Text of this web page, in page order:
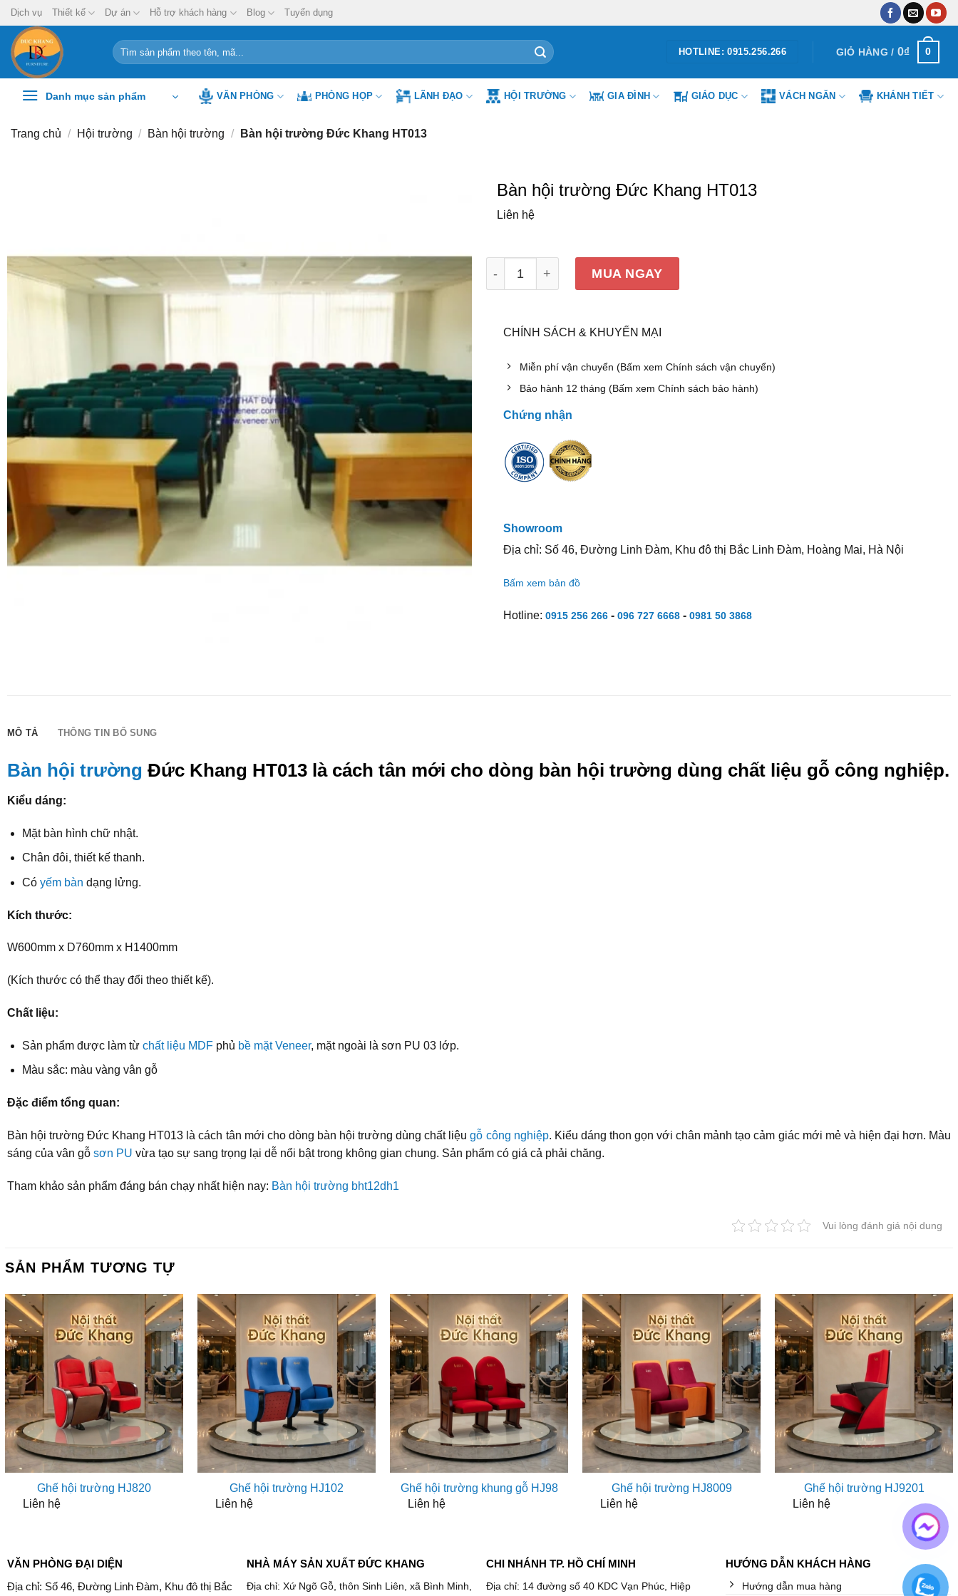
Chuyển
đến
nội
dung
Dịch vụ Thiết kế Dự án Hỗ trợ khách hàng Blog Tuyển dụng
Tìm
kiếm:
HOTLINE: 0915.256.266 GIỎ HÀNG / 0₫ 0
Danh mục sản phẩm VĂN PHÒNG PHÒNG HỌP LÃNH ĐẠO HỘI TRƯỜNG GIA ĐÌNH GIÁO DỤC VÁCH NGĂN KHÁNH TIẾT
Trang chủ / Hội trường / Bàn hội trường / Bàn hội trường Đức Khang HT013
Bàn hội trường Đức Khang HT013
Liên hệ
MUA NGAY
CHÍNH SÁCH & KHUYẾN MẠI
Miễn phí vận chuyển (Bấm xem Chính sách vận chuyển)
Bảo hành 12 tháng (Bấm xem Chính sách bảo hành)
Chứng nhận
Showroom
Địa chỉ: Số 46, Đường Linh Đàm, Khu đô thị Bắc Linh Đàm, Hoàng Mai, Hà Nội
Bấm xem bản đồ
Hotline: 0915 256 266- 096 727 6668- 0981 50 3868
MÔ TẢ THÔNG TIN BỔ SUNG
Bàn hội trường Đức Khang HT013 là cách tân mới cho dòng bàn hội trường dùng chất liệu gỗ công nghiệp.
Kiểu dáng:
Mặt bàn hình chữ nhật.
Chân đôi, thiết kế thanh.
Có yếm bàn dạng lửng.
Kích thước:
W600mm x D760mm x H1400mm
(Kích thước có thể thay đổi theo thiết kế).
Chất liệu:
Sản phẩm được làm từ chất liệu MDFphủ bề mặt Veneer, mặt ngoài là sơn PU 03 lớp.
Màu sắc: màu vàng vân gỗ
Đặc điểm tổng quan:
Bàn hội trường Đức Khang HT013 là cách tân mới cho dòng bàn hội trường dùng chất liệugỗ công nghiệp. Kiểu dáng thon gọn với chân mảnh tạo cảm giác mới mẻ và hiện đại hơn. Màu
sáng của vân gỗ sơn PU vừa tạo sự sang trọng lại dễ nổi bật trong không gian chung. Sản phẩm có giá cả phải chăng.
Tham khảo sản phẩm đáng bán chạy nhất hiện nay: Bàn hội trường bht12dh1
Vui lòng đánh giá nội dung
SẢN PHẨM TƯƠNG TỰ
Ghế hội trường HJ820
Liên hệ
Ghế hội trường HJ102
Liên hệ
Ghế hội trường khung gỗ HJ98
Liên hệ
Ghế hội trường HJ8009
Liên hệ
Ghế hội trường HJ9201
Liên hệ
VĂN PHÒNG ĐẠI DIỆN
Địa chỉ: Số 46, Đường Linh Đàm, Khu đô thị Bắc
NHÀ MÁY SẢN XUẤT ĐỨC KHANG
Địa chỉ: Xứ Ngõ Gỗ, thôn Sinh Liên, xã Bình Minh,
CHI NHÁNH TP. HỒ CHÍ MINH
Địa chỉ: 14 đường số 40 KDC Vạn Phúc, Hiệp
HƯỚNG DẪN KHÁCH HÀNG
Hướng dẫn mua hàng